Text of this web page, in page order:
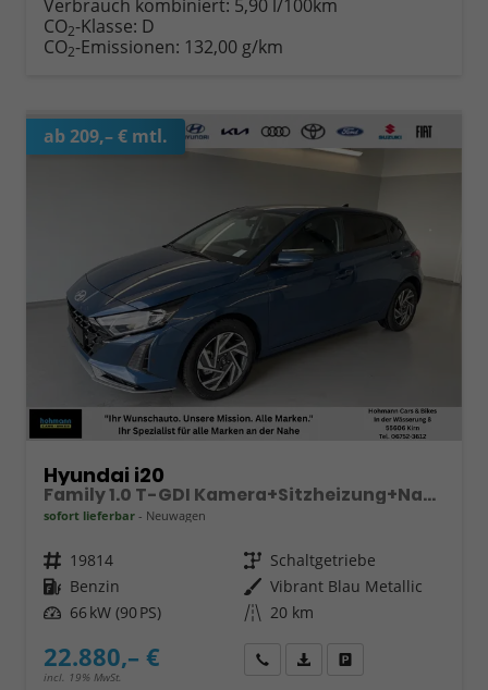
Verbrauch kombiniert: 5,90 l/100km
CO2-Klasse: D
CO2-Emissionen: 132,00 g/km
ab 209,– € mtl.
Hyundai i20
Family 1.0 T-GDI Kamera+Sitzheizung+Navi+Alu16+PDC+App-Connect
sofort lieferbar Neuwagen
Fahrzeugnr. 19814 Getriebe Schaltgetriebe
Kraftstoff Benzin Außenfarbe Vibrant Blau Metallic
Leistung 66 kW (90 PS) Kilometerstand 20 km
22.880,– €
incl. 19% MwSt.
Wir rufen Sie anFahrzeugexposé (PDF)